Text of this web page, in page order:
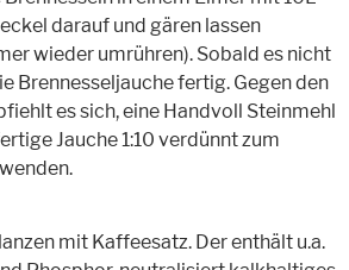
darauf und gären lassen
wieder umrühren). Sobald es nicht
Brennesseljauche fertig. Gegen den
es sich, eine Handvoll Steinmehl
Jauche 1:10 verdünnt zum
mit Kaffeesatz. Der enthält u.a.